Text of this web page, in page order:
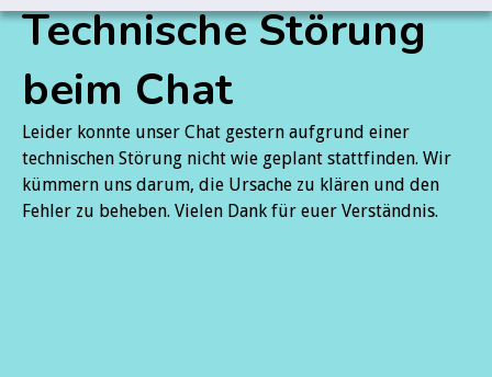
Technische Störung
beim Chat
Leider konnte unser Chat gestern aufgrund einer
technischen Störung nicht wie geplant stattfinden. Wir
kümmern uns darum, die Ursache zu klären und den
Fehler zu beheben. Vielen Dank für euer Verständnis.